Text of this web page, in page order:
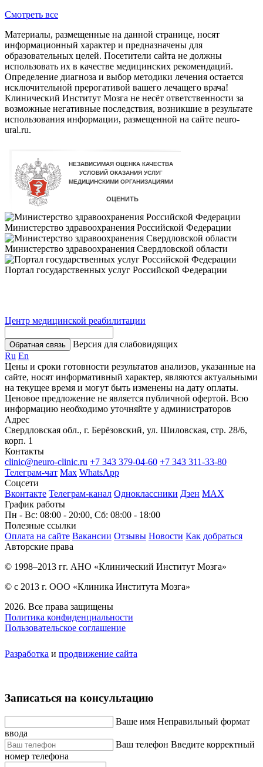
Смотреть все
Материалы, размещенные на данной странице, носят
информационный характер и предназначены для
образовательных целей. Посетители сайта не должны
использовать их в качестве медицинских рекомендаций.
Определение диагноза и выбор методики лечения остается
исключительной прерогативой вашего лечащего врача!
Клинический Институт Мозга не несёт ответственности за
возможные негативные последствия, возникшие в результате
использования информации, размещенной на сайте neuro-
ural.ru.
Министерство здравоохранения Российской Федерации
Министерство здравоохранения Свердловской области
Портал государственных услуг Российской Федерации
Центр медицинской реабилитации
Обратная связь
Версия для слабовидящих
Ru En
Цены и сроки готовности результатов анализов, указанные на
сайте, носят информативный характер, являются актуальными
на текущее время и могут быть изменены на дату оплаты.
Ценовое предложение не является публичной офертой. Всю
информацию необходимо уточняйте у администраторов
Адрес
Свердловская обл., г. Берёзовский, ул. Шиловская, стр. 28/6,
корп. 1
Контакты
clinic@neuro-clinic.ru +7 343 379-04-60 +7 343 311-33-80
Телеграм-чат Max WhatsApp
Соцсети
Вконтакте Телеграм-канал Одноклассники Дзен МАХ
График работы
Пн - Вс: 08:00 - 20:00, Сб: 08:00 - 18:00
Полезные ссылки
Оплата на сайте Вакансии Отзывы Новости Как добраться
Авторские права
© 1998–2013 гг. АНО «Клинический Институт Мозга»
© с 2013 г. ООО «Клиника Института Мозга»
2026. Все права защищены
Политика конфиденциальности
Пользовательское соглашение
Разработка и продвижение сайта
Записаться на консультацию
Ваше имя Неправильный формат
ввода
Ваш телефон Введите корректный
номер телефона